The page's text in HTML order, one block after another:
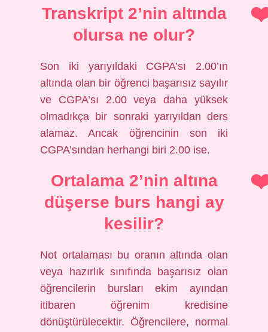
Transkript 2’nin altında
olursa ne olur?
Son iki yarıyıldaki CGPA’sı 2.00’ın
altında olan bir öğrenci başarısız sayılır
ve CGPA’sı 2.00 veya daha yüksek
olmadıkça bir sonraki yarıyıldan ders
alamaz. Ancak öğrencinin son iki
CGPA’sından herhangi biri 2.00 ise.
Ortalama 2’nin altına
düşerse burs hangi ay
kesilir?
Not ortalaması bu oranın altında olan
veya hazırlık sınıfında başarısız olan
öğrencilerin bursları ekim ayından
itibaren öğrenim kredisine
dönüştürülecektir. Öğrencilere, normal